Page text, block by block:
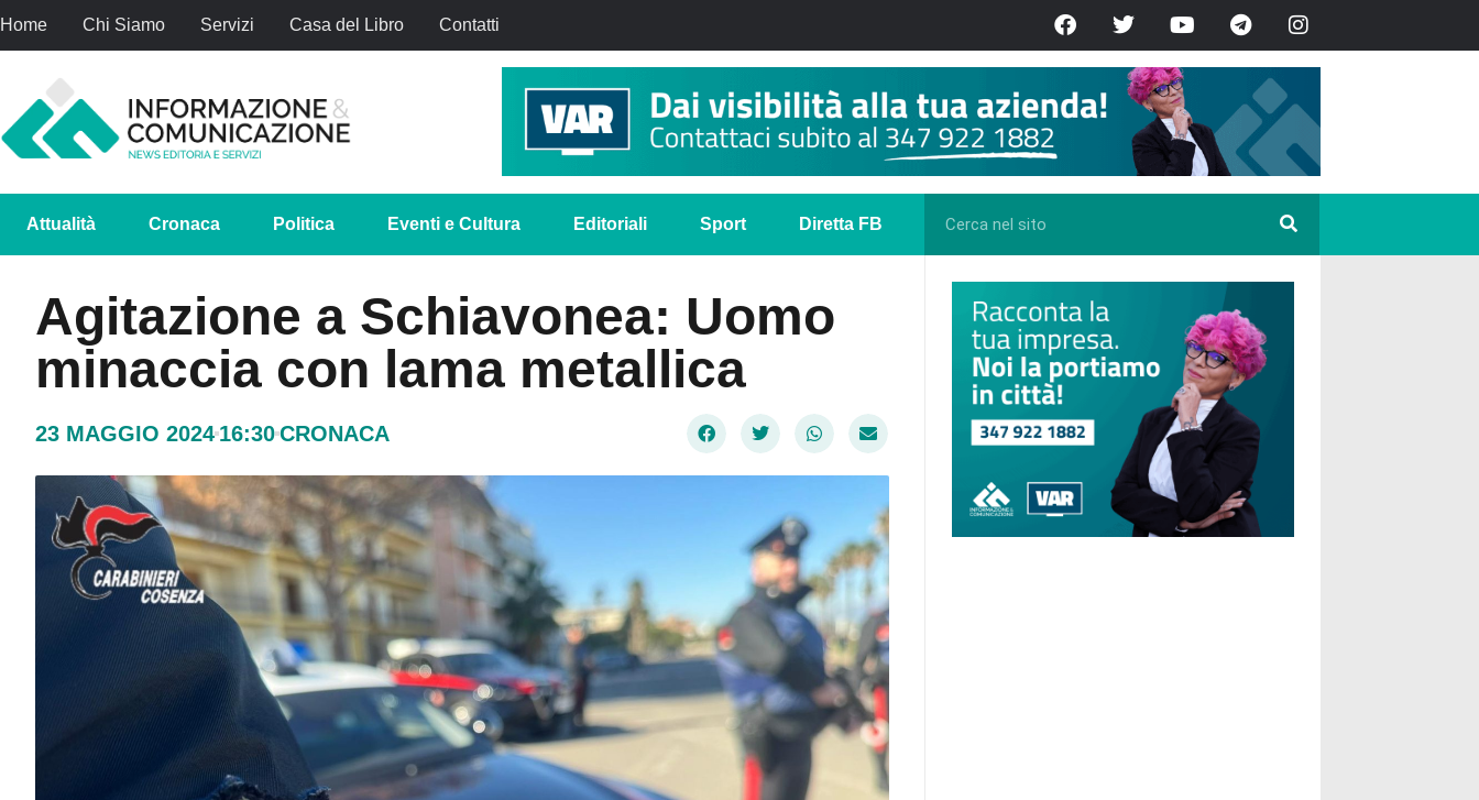
Home Chi Siamo Servizi Casa del Libro Contatti
Attualità Cronaca Politica Eventi e Cultura Editoriali Sport Diretta FB
Agitazione a Schiavonea: Uomo
minaccia con lama metallica
23 MAGGIO 2024 16:30CRONACA